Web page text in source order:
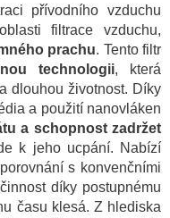
přívodního vzduchu
filtrace vzduchu,
prachu. Tento filtr
technologii, která
dlouhou životnost. Díky
a použití nanovláken
a schopnost zadržet
k jeho ucpání. Nabízí
s konvenčními
díky postupnému
času klesá. Z hlediska